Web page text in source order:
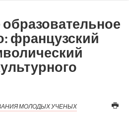
французский
МОЛОДЫХ УЧЕНЫХ